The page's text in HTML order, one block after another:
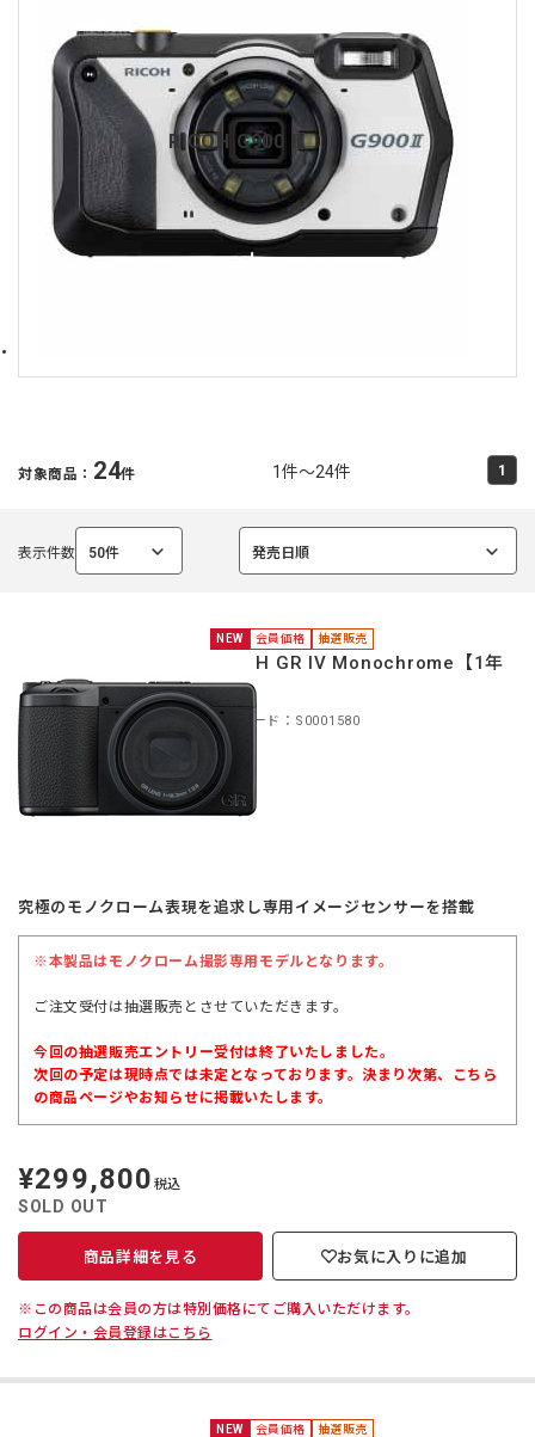
RICOH G900 II
対象商品： 24件 1件～24件 1
表示件数 50件
選
発売日順
選
NEW 会員価格 抽選販売
RICOH GR IV Monochrome【1年
保証】
商品コード：S0001580
究極のモノクローム表現を追求し専用イメージセンサーを搭載
※本製品はモノクローム撮影専用モデルとなります。
ご注文受付は抽選販売とさせていただきます。
今回の抽選販売エントリー受付は終了いたしました。
次回の予定は現時点では未定となっております。決まり次第、こちら
の商品ページやお知らせに掲載いたします。
定
価
¥299,800 税込
SOLD OUT
商品詳細を見る お気に入りに追加
※この商品は会員の方は特別価格にてご購入いただけます。
ログイン・会員登録はこちら
NEW 会員価格 抽選販売